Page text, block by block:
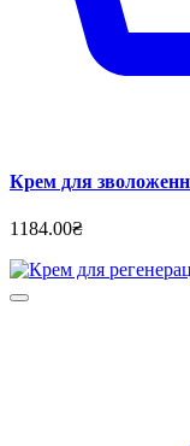
Крем для
1184.00₴